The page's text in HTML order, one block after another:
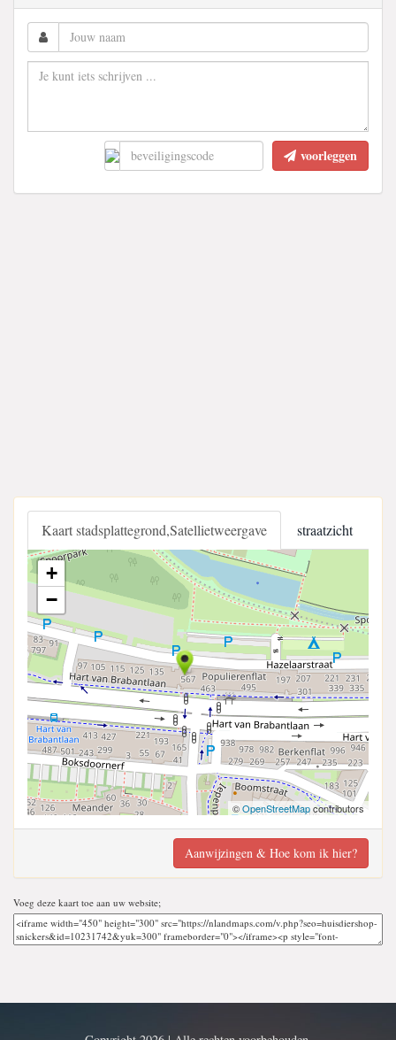
voorleggen
Kaart stadsplattegrond,Satellietweergave straatzicht
+
−
©OpenStreetMapcontributors
Aanwijzingen & Hoe kom ik hier?
Voeg deze kaart toe aan uw website;